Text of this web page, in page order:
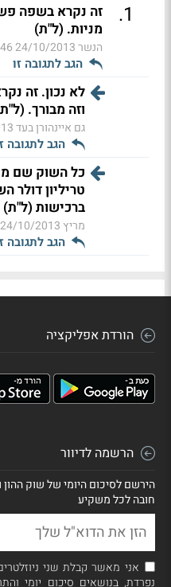
1
.
זה נקרא בשפה
מניות. (ל"ת)
הנשר24/10/2013 19:46
הגב לתגובה זו
לא נכון. זה
וזה מבורך.
גם איינהורן בעד
הגב לתגובה
טריליון דולר
ברכישות (ל"ת)
מריץ 24/10/2013 23:15
הגב לתגובה
הורדת אפליקציה
הרשמה לדיוור
הירשם לסיכום היומי של שוק ההון
חובה לכל משקיע
אני מאשר קבלת שני
נפרדת, בנושאים סיכום יומי